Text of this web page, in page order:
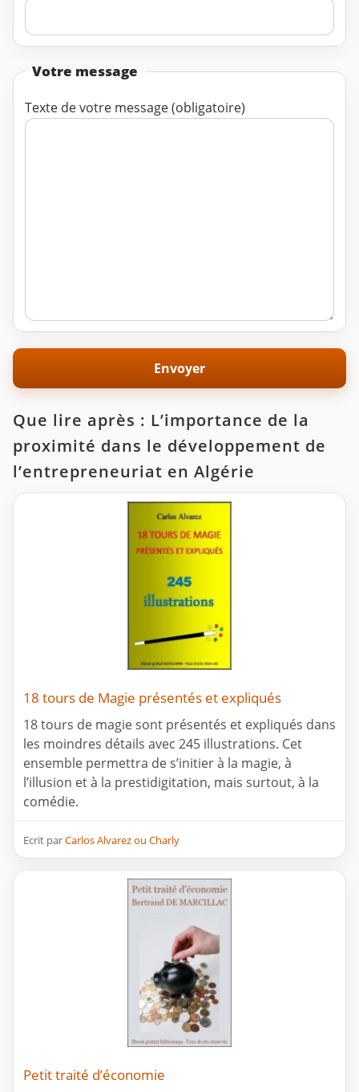
Votre message
Texte de votre message (obligatoire)
Que lire après : L’importance de la
proximité dans le développement de
l’entrepreneuriat en Algérie
18 tours de Magie présentés et expliqués
18 tours de magie sont présentés et expliqués dans
les moindres détails avec 245 illustrations. Cet
ensemble permettra de s’initier à la magie, à
l’illusion et à la prestidigitation, mais surtout, à la
comédie.
Ecrit parCarlos Alvarez ou Charly
Petit traité d’économie